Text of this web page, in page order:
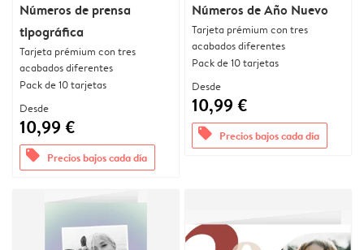
Números de prensa
tipográfica
Tarjeta prémium con tres
acabados diferentes
Pack de 10 tarjetas
Desde
10,99 €
offers Precios bajos cada día
Números de Año Nuevo
Tarjeta prémium con tres
acabados diferentes
Pack de 10 tarjetas
Desde
10,99 €
offers Precios bajos cada día